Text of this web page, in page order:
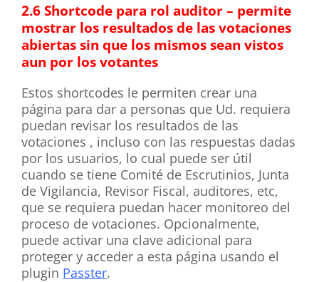
2.6 Shortcode para rol auditor – permite
mostrar los resultados de las votaciones
abiertas sin que los mismos sean vistos
aun por los votantes
Estos shortcodes le permiten crear una
página para dar a personas que Ud. requiera
puedan revisar los resultados de las
votaciones , incluso con las respuestas dadas
por los usuarios, lo cual puede ser útil
cuando se tiene Comité de Escrutinios, Junta
de Vigilancia, Revisor Fiscal, auditores, etc,
que se requiera puedan hacer monitoreo del
proceso de votaciones. Opcionalmente,
puede activar una clave adicional para
proteger y acceder a esta página usando el
plugin Passter.